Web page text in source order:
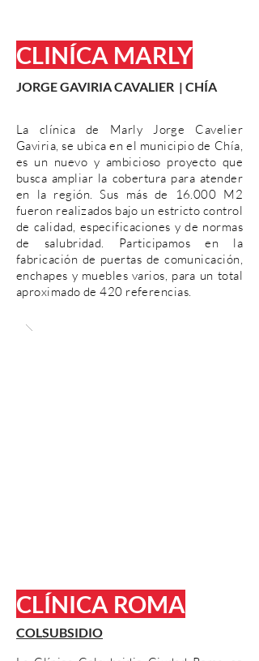
CLINÍCA MARLY
JORGE GAVIRIA CAVALIER | CHÍA
La clínica de Marly Jorge Cavelier
Gaviria, se ubica en el municipio de Chía,
es un nuevo y ambicioso proyecto que
busca ampliar la cobertura para atender
en la región. Sus más de 16.000 M2
fueron realizados bajo un estricto control
de calidad, especificaciones y de normas
de salubridad. Participamos en la
fabricación de puertas de comunicación,
enchapes y muebles varios, para un total
aproximado de 420 referencias.
CLÍNICA ROMA
COLSUBSIDIO